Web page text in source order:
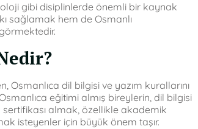
gibi disiplinlerde önemli bir kaynak
sağlamak hem de Osmanlı
Osmanlıca dil bilgisi ve yazım kurallarını
eğitimi almış bireylerin, dil bilgisi
almak, özellikle akademik
isteyenler için büyük önem taşır.